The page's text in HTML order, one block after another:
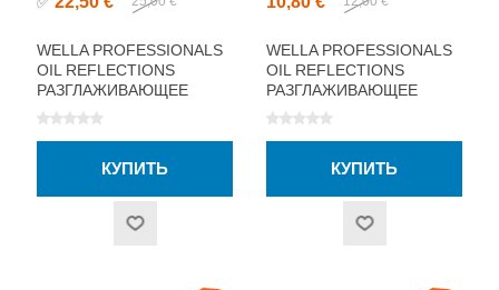
WELLA PROFESSIONALS
OIL REFLECTIONS
РАЗГЛАЖИВАЮЩЕЕ
МАСЛО 100МЛ
WELLA PROFESSIONALS
OIL REFLECTIONS
РАЗГЛАЖИВАЮЩЕЕ
МАСЛО 30МЛ